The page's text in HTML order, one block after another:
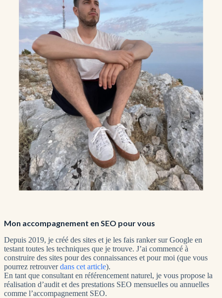
Mon accompagnement en SEO pour vous
Depuis 2019, je créé des sites et je les fais ranker sur Google en
testant toutes les techniques que je trouve. J’ai commencé à
construire des sites pour des connaissances et pour moi (que vous
pourrez retrouverdans cet article).
En tant que consultant en référencement naturel, je vous propose la
réalisation d’audit et des prestations SEO mensuelles ou annuelles
comme l’accompagnement SEO.